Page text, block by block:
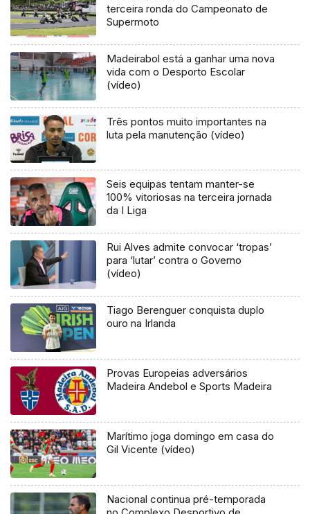
terceira ronda do Campeonato de
Supermoto
Madeirabol está a ganhar uma nova
vida com o Desporto Escolar
(vídeo)
Três pontos muito importantes na
luta pela manutenção (vídeo)
Seis equipas tentam manter-se
100% vitoriosas na terceira jornada
da I Liga
Rui Alves admite convocar ‘tropas’
para ‘lutar’ contra o Governo
(vídeo)
Tiago Berenguer conquista duplo
ouro na Irlanda
Provas Europeias adversários
Madeira Andebol e Sports Madeira
Marítimo joga domingo em casa do
Gil Vicente (vídeo)
Nacional continua pré-temporada